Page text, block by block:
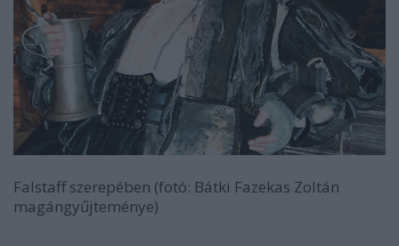
Falstaff szerepében (fotó: Bátki Fazekas Zoltán
magángyűjteménye)